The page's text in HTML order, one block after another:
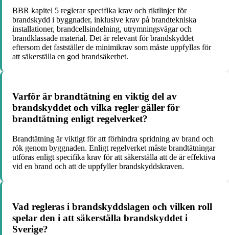
BBR kapitel 5 reglerar specifika krav och riktlinjer för
brandskydd i byggnader, inklusive krav på brandtekniska
installationer, brandcellsindelning, utrymningsvägar och
brandklassade material. Det är relevant för brandskyddet
eftersom det fastställer de minimikrav som måste uppfyllas för
att säkerställa en god brandsäkerhet.
Varför är brandtätning en viktig del av
brandskyddet och vilka regler gäller för
brandtätning enligt regelverket?
Brandtätning är viktigt för att förhindra spridning av brand och
rök genom byggnaden. Enligt regelverket måste brandtätningar
utföras enligt specifika krav för att säkerställa att de är effektiva
vid en brand och att de uppfyller brandskyddskraven.
Vad regleras i brandskyddslagen och vilken roll
spelar den i att säkerställa brandskyddet i
Sverige?